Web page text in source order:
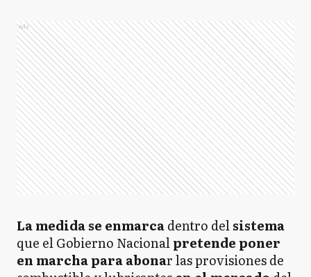
Ads
La medida se enmarcadentro delsistema
que el Gobierno Nacionalpretende poner
en marchapara abonar las provisiones de